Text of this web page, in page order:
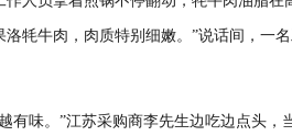
洛牦牛肉，肉质特别细嫩。”说话间，一
味。”江苏采购商李先生边吃边点头，